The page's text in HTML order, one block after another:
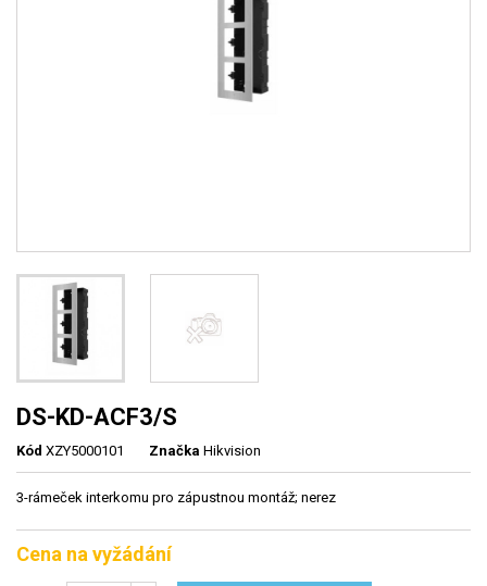
DS-KD-ACF3/S
Kód XZY5000101 Značka Hikvision
3-rámeček interkomu pro zápustnou montáž; nerez
Cena na vyžádání